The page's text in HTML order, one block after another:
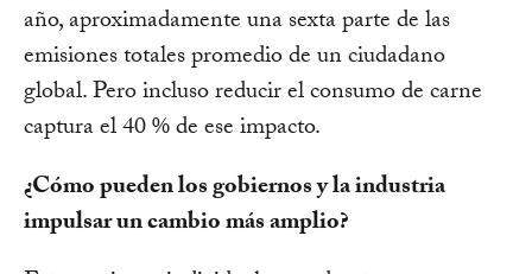
año, aproximadamente una sexta parte de las
emisiones totales promedio de un ciudadano
global. Pero incluso reducir el consumo de carne
captura el 40 % de ese impacto.
¿Cómo pueden los gobiernos y la industria
impulsar un cambio más amplio?